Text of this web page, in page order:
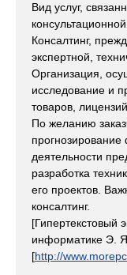
Вид услуг,
Консалтинг,
экспертной,
Организация,
исследование и
товаров,
По желанию
деятельности
разработка
его проектов.
консалтинг.
[Гипертекстовый
информатике Э.
[http://